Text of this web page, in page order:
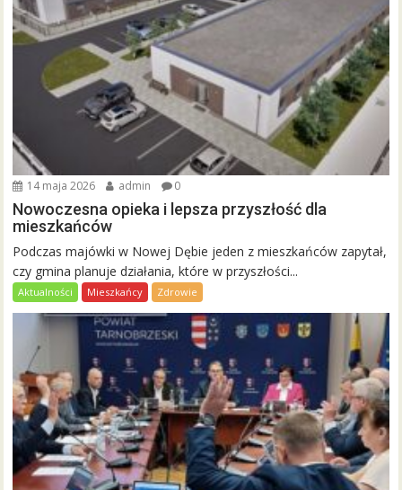
14 maja 2026 admin 0
Nowoczesna opieka i lepsza przyszłość dla
mieszkańców
Podczas majówki w Nowej Dębie jeden z mieszkańców zapytał,
czy gmina planuje działania, które w przyszłości...
Aktualności Mieszkańcy Zdrowie